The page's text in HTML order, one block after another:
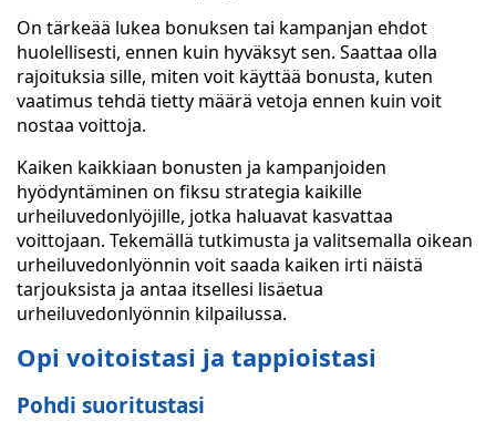
On tärkeää lukea bonuksen tai kampanjan ehdot
huolellisesti, ennen kuin hyväksyt sen. Saattaa olla
rajoituksia sille, miten voit käyttää bonusta, kuten
vaatimus tehdä tietty määrä vetoja ennen kuin voit
nostaa voittoja.
Kaiken kaikkiaan bonusten ja kampanjoiden
hyödyntäminen on fiksu strategia kaikille
urheiluvedonlyöjille, jotka haluavat kasvattaa
voittojaan. Tekemällä tutkimusta ja valitsemalla oikean
urheiluvedonlyönnin voit saada kaiken irti näistä
tarjouksista ja antaa itsellesi lisäetua
urheiluvedonlyönnin kilpailussa.
Opi voitoistasi ja tappioistasi
Pohdi suoritustasi